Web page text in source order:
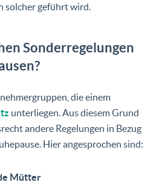
solcher geführt wird.
Sonderregelungen
die einem
unterliegen. Aus diesem Grund
andere Regelungen in Bezug
Hier angesprochen sind:
Mütter